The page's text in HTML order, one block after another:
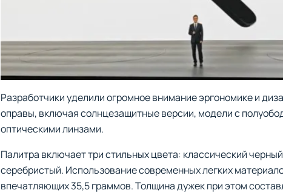
Разработчики уделили огромное внимание эргономике и
оправы, включая солнцезащитные версии, модели с
оптическими линзами.
Палитра включает три стильных цвета: классический
серебристый. Использование современных легких
впечатляющих 35,5 граммов. Толщина дужек при этом